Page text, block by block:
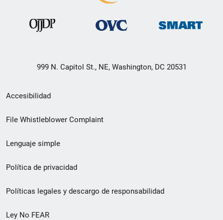
999 N. Capitol St., NE, Washington, DC 20531
Menú
de
de
pie
de
página
Accesibilidad
File Whistleblower Complaint
Lenguaje simple
Política de privacidad
Políticas legales y descargo de responsabilidad
Ley No FEAR